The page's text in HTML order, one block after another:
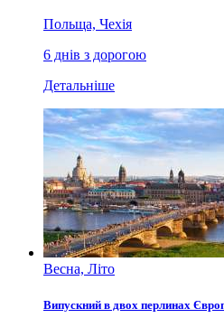
Польща, Чехія
6 днів з дорогою
Детальніше
Весна, Літо
Випускний в двох перлинах